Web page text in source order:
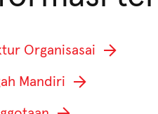
Organisasai
Mandiri